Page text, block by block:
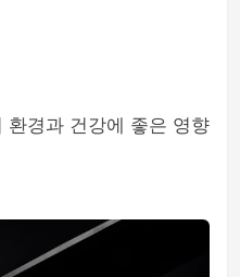
환경과 건강에 좋은 영향